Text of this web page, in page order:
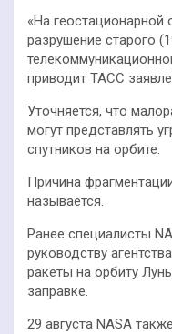
«На геостационарной
разрушение старого
приводит ТАСС
Уточняется, что
могут представлять
спутников на орбите.
Причина
называется.
Ранее специалисты
руководству
ракеты на орбиту
заправке.
29 августа NASA